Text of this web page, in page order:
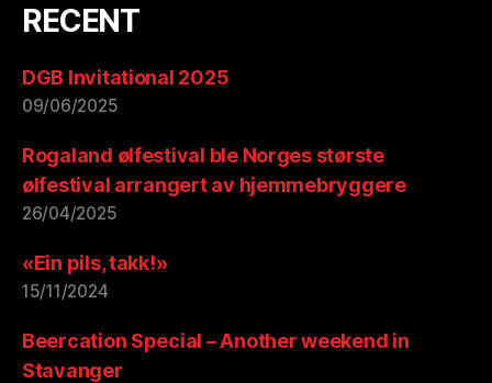
RECENT
DGB Invitational 2025
09/06/2025
Rogaland ølfestival ble Norges største
ølfestival arrangert av hjemmebryggere
26/04/2025
«Ein pils, takk!»
15/11/2024
Beercation Special – Another weekend in
Stavanger